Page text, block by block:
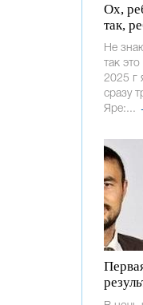
Ох,
так,
Не
так
2025 г
сразу
Яре:...